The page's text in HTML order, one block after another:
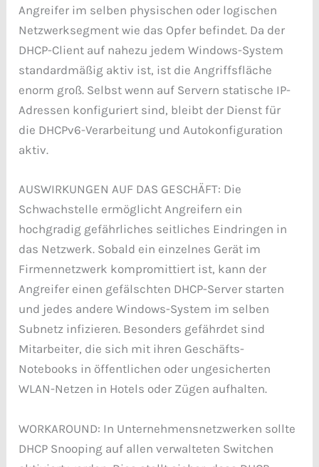
Angreifer im selben physischen oder logischen
Netzwerksegment wie das Opfer befindet. Da der
DHCP-Client auf nahezu jedem Windows-System
standardmäßig aktiv ist, ist die Angriffsfläche
enorm groß. Selbst wenn auf Servern statische IP-
Adressen konfiguriert sind, bleibt der Dienst für
die DHCPv6-Verarbeitung und Autokonfiguration
aktiv.
AUSWIRKUNGEN AUF DAS GESCHÄFT: Die
Schwachstelle ermöglicht Angreifern ein
hochgradig gefährliches seitliches Eindringen in
das Netzwerk. Sobald ein einzelnes Gerät im
Firmennetzwerk kompromittiert ist, kann der
Angreifer einen gefälschten DHCP-Server starten
und jedes andere Windows-System im selben
Subnetz infizieren. Besonders gefährdet sind
Mitarbeiter, die sich mit ihren Geschäfts-
Notebooks in öffentlichen oder ungesicherten
WLAN-Netzen in Hotels oder Zügen aufhalten.
WORKAROUND: In Unternehmensnetzwerken sollte
DHCP Snooping auf allen verwalteten Switchen